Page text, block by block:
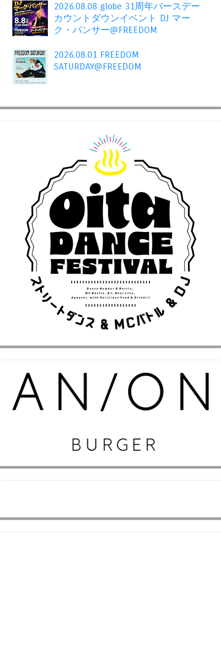
2026.08.08 globe 31周年バースデー
カウントダウンイベント DJ マー
ク・パンサー@FREEDOM
2026.08.01 FREEDOM
SATURDAY@FREEDOM